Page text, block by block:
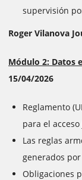
supervisión
Roger Vilanova
Módulo 2: Datos
15/04/2026
Reglamento
para el
Las reglas
generados
Obligaciones